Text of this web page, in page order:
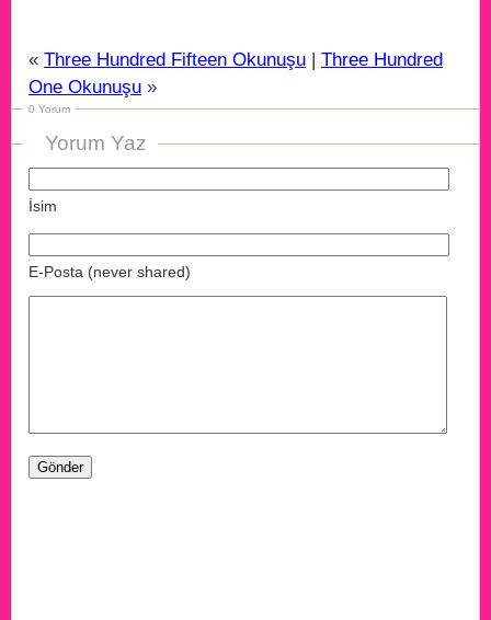
« Three Hundred Fifteen Okunuşu | Three Hundred
One Okunuşu »
0 Yorum
Yorum Yaz
İsim
E-Posta (never shared)